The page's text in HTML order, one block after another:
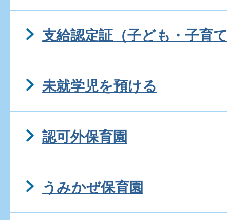
支給認定証（子ども・子育
未就学児を預ける
認可外保育園
うみかぜ保育園